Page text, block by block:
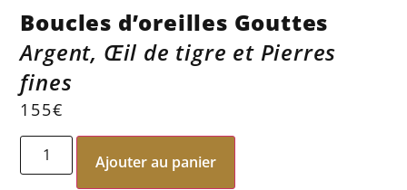
Boucles d’oreilles Gouttes
Argent, Œil de tigre et Pierres
fines
155€
Ajouter au panier